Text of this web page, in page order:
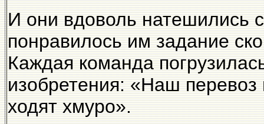
И они вдоволь натешились
понравилось им задание
Каждая команда
изобретения: «Наш перевоз
ходят хмуро».